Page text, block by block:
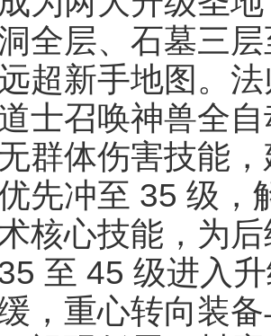
全层、石墓三
超新手地图。
士召唤神兽全
群体伤害技能
先冲至 35 级，
核心技能，为
45 级进入升
，重心转向装